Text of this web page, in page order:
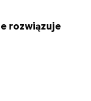
rozwiązuje